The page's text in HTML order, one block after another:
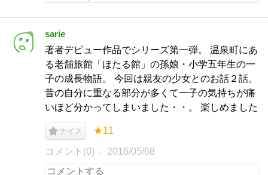
sarie
著者デビュー作品でシリーズ第一弾。 温泉町にあ
る老舗旅館「ほたる館」の孫娘・小学五年生の一
子の成長物語。 今回は親友の少女とのお話２話。
昔の自分に重なる部分が多くて一子の気持ちが痛
いほど分かってしまいました・・。 楽しめました
ナイス ★11
コメント(0) 2016/05/08